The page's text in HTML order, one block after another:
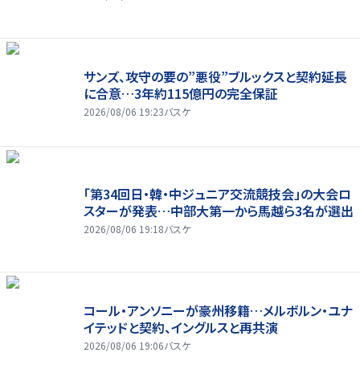
サンズ、攻守の要の”悪役”ブルックスと契約延長
に合意…3年約115億円の完全保証
2026/08/06 19:23バスケ
「第34回日・韓・中ジュニア交流競技会」の大会ロ
スターが発表…中部大第一から馬越ら3名が選出
2026/08/06 19:18バスケ
コール・アンソニーが豪州移籍…メルボルン・ユナ
イテッドと契約、イングルスと再共演
2026/08/06 19:06バスケ